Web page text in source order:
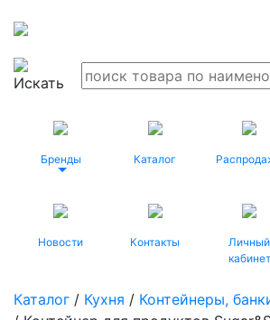
Бренды Каталог
Новости Контакты
Личный
кабинет
Каталог / Кухня / Контейнеры,